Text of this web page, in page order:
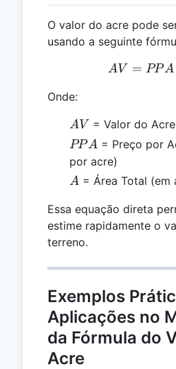
O valor do acre pode
usando a seguinte
AV
AV = PPA
Onde:
AV
AV = Valor do
PPA
PPA = Preço por
por acre)
A
A = Área Total (em
Essa equação direta
estime rapidamente o
terreno.
Exemplos
Aplicações no
da Fórmula do
Acre